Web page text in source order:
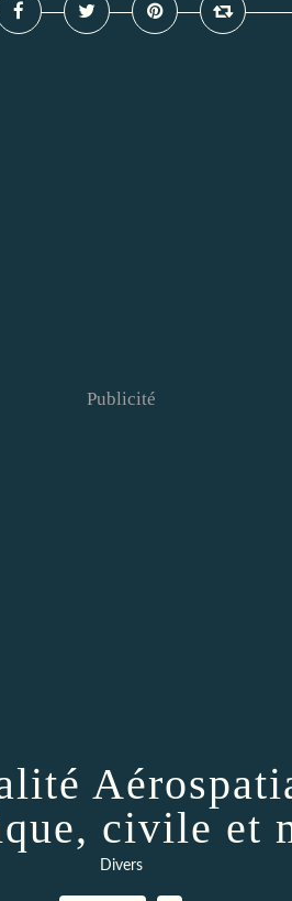
Publicité
civile et
Divers